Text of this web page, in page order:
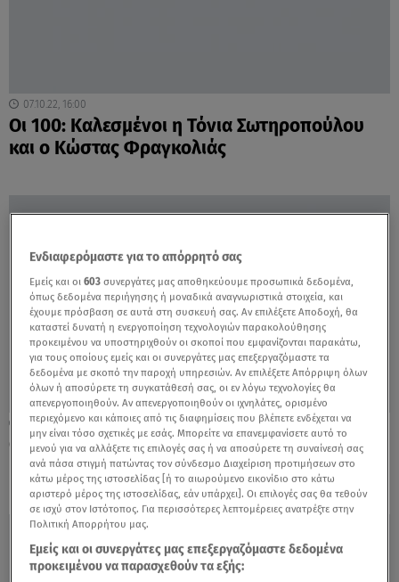
07.10.22, 16:00
Οι 100: Καλεσμένοι η Τόνια Σωτηροπούλου
και ο Κώστας Φραγκολιάς
02.10.22, 10:32
Οι 100: Καλεσμένοι Ηρακλής Τσουζίνοβ και
Κρυσταλλία!
Ενδιαφερόμαστε για το απόρρητό σας
Εμείς και οι603 συνεργάτες μας αποθηκεύουμε προσωπικά δεδομένα,
όπως δεδομένα περιήγησης ή μοναδικά αναγνωριστικά στοιχεία, και
έχουμε πρόσβαση σε αυτά στη συσκευή σας. Αν επιλέξετε Αποδοχή, θα
καταστεί δυνατή η ενεργοποίηση τεχνολογιών παρακολούθησης
προκειμένου να υποστηριχθούν οι σκοποί που εμφανίζονται παρακάτω,
για τους οποίους εμείς και οι συνεργάτες μας επεξεργαζόμαστε τα
δεδομένα με σκοπό την παροχή υπηρεσιών. Αν επιλέξετε Απόρριψη όλων
όλων ή αποσύρετε τη συγκατάθεσή σας, οι εν λόγω τεχνολογίες θα
απενεργοποιηθούν. Αν απενεργοποιηθούν οι ιχνηλάτες, ορισμένο
περιεχόμενο και κάποιες από τις διαφημίσεις που βλέπετε ενδέχεται να
μην είναι τόσο σχετικές με εσάς. Μπορείτε να επανεμφανίσετε αυτό το
μενού για να αλλάξετε τις επιλογές σας ή να αποσύρετε τη συναίνεσή σας
ανά πάσα στιγμή πατώντας τον σύνδεσμο Διαχείριση προτιμήσεων στο
κάτω μέρος της ιστοσελίδας [ή το αιωρούμενο εικονίδιο στο κάτω
αριστερό μέρος της ιστοσελίδας, εάν υπάρχει]. Οι επιλογές σας θα τεθούν
σε ισχύ στον Ιστότοπος. Για περισσότερες λεπτομέρειες ανατρέξτε στην
Πολιτική Απορρήτου μας.
Εμείς και οι συνεργάτες μας επεξεργαζόμαστε δεδομένα
προκειμένου να παρασχεθούν τα εξής: